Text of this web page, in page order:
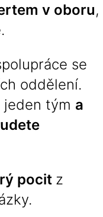
v oboru,
se
oddělení.
jeden tým a
pocit z